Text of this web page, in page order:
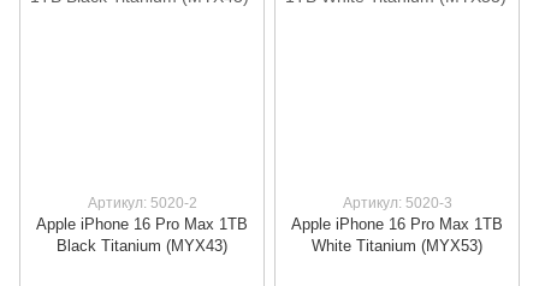
Артикул: 5020-2
Apple iPhone 16 Pro Max 1TB
Black Titanium (MYX43)
Артикул: 5020-3
Apple iPhone 16 Pro Max 1TB
White Titanium (MYX53)